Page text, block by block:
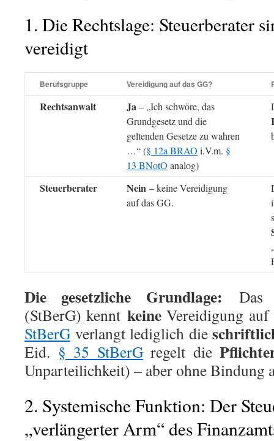
1. Die Rechtslage: Steuerberater
vereidigt
Berufsgruppe Vereidigung auf das GG?
Rechtsanwalt Ja– „Ich schwöre, das
Grundgesetz und die
geltenden Gesetze zu wahren
…“ (§ 12a BRAO i.V.m. §
13 BNotO analog)
Steuerberater Nein – keine Vereidigung
auf das GG.
Die gesetzliche Grundlage: Das
(StBerG) kenntkeineVereidigung
StBerG verlangt lediglich die
Eid. § 35 StBerGregelt die
Unparteilichkeit) – aber ohne Bindung
2. Systemische Funktion: Der
„verlängerter Arm“ des